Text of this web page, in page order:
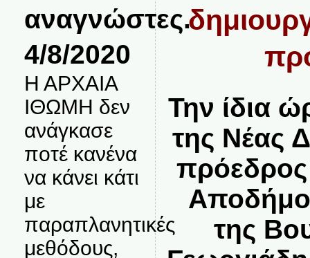
αναγνώστες.
4/8/2020
Η ΑΡΧΑΙΑ
ΙΘΩΜΗ δεν
ανάγκασε
ποτέ κανένα
να κάνει κάτι
με
παραπλανητικές
μεθόδους,
Την ίδια
της Νέας
πρόεδρος
της